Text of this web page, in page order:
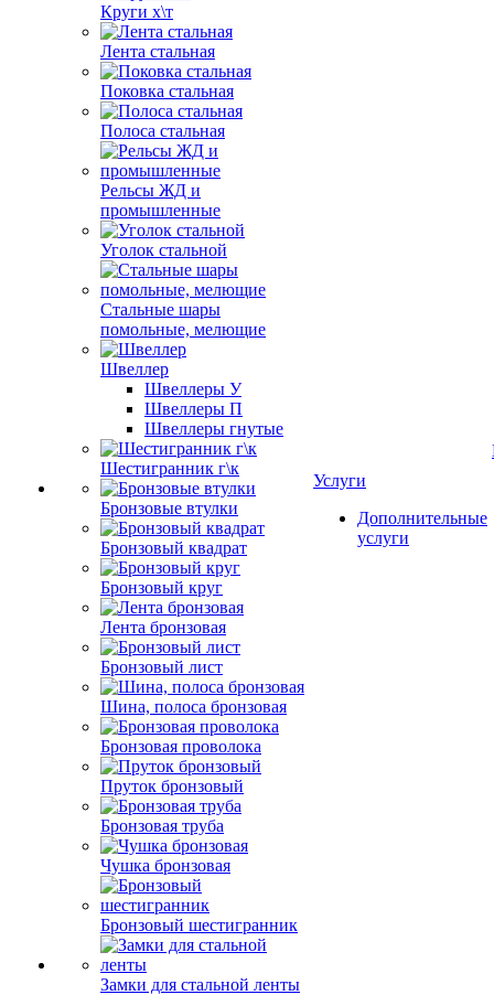
Круги х\т
Лента стальная
Поковка стальная
Полоса стальная
Рельсы ЖД и
промышленные
Уголок стальной
Стальные шары
помольные, мелющие
Швеллер
Швеллеры У
Швеллеры П
Швеллеры гнутые
Шестигранник г\к
Бронзовые втулки
Бронзовый квадрат
Бронзовый круг
Лента бронзовая
Бронзовый лист
Шина, полоса бронзовая
Бронзовая проволока
Пруток бронзовый
Бронзовая труба
Чушка бронзовая
Бронзовый шестигранник
Замки для стальной ленты
Услуги
Дополнительные
услуги